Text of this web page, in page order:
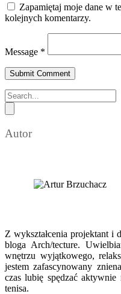
Zapamiętaj moje dane w
kolejnych komentarzy.
Message *
Autor
Z wykształcenia projektant i
bloga Arch/tecture.
wnętrzu wyjątkowego,
jestem zafascynowany
czas lubię spędzać
tenisa.